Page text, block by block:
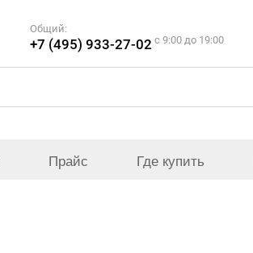
Общий:
+7 (495) 933-27-02 c 9:00 до 19:00
Прайс Где купить